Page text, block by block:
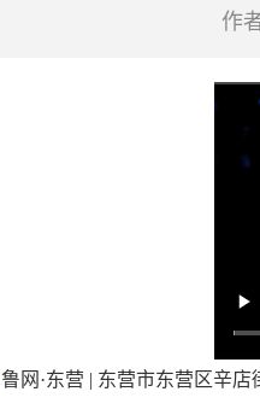
作
鲁网·东营 | 东营市东营区辛